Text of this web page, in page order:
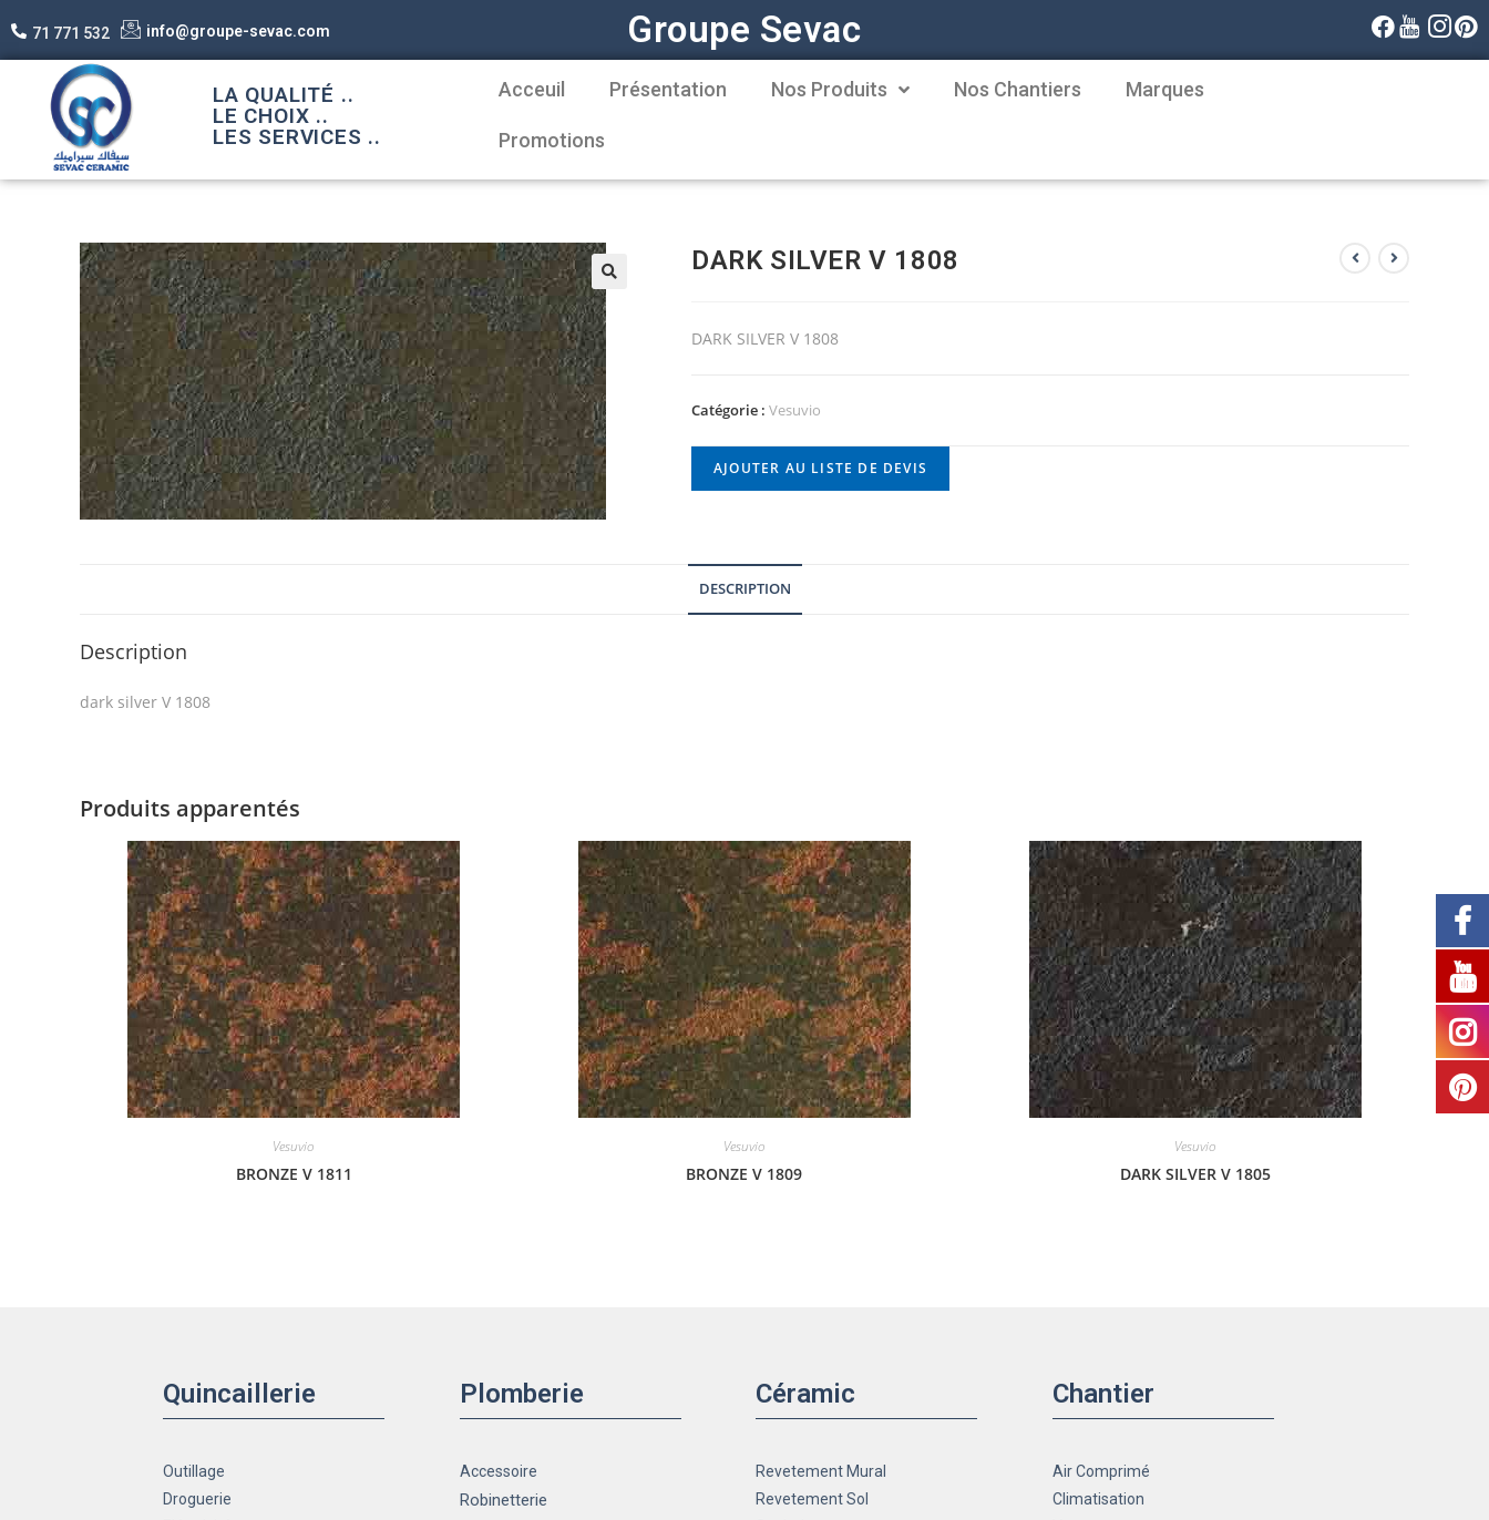
71 771 532 info@groupe-sevac.com Groupe Sevac
LA QUALITÉ ..
LE CHOIX ..
LES SERVICES ..
Acceuil Présentation Nos Produits Nos Chantiers Marques
Promotions
DARK SILVER V 1808
DARK SILVER V 1808
Catégorie : Vesuvio
AJOUTER AU LISTE DE DEVIS
DESCRIPTION
Description
dark silver V 1808
Produits apparentés
Vesuvio
BRONZE V 1811
Vesuvio
BRONZE V 1809
Vesuvio
DARK SILVER V 1805
Quincaillerie
Outillage
Droguerie
Plomberie
Accessoire
Robinetterie
Céramic
Revetement Mural
Revetement Sol
Chantier
Air Comprimé
Climatisation